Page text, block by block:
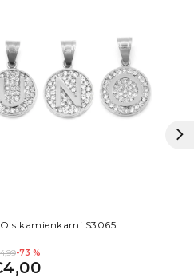
s kamienkami S3065
-73 %